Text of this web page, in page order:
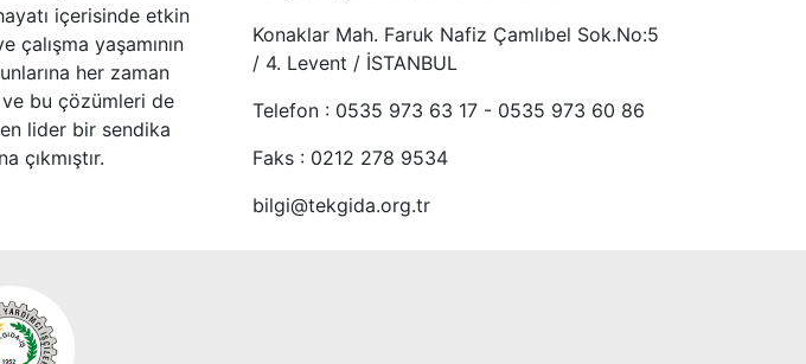
içerisinde etkin
çalışma yaşamının
her zaman
bu çözümleri de
lider bir sendika
çıkmıştır.
Konaklar Mah. Faruk Nafiz Çamlıbel Sok.No:5
/ 4. Levent / İSTANBUL
Telefon : 0535 973 63 17 - 0535 973 60 86
Faks : 0212 278 9534
bilgi@tekgida.org.tr